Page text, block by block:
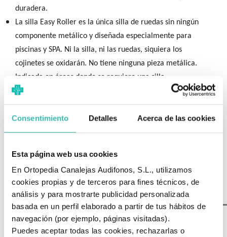
Consentimiento Detalles Acerca de las cookies
Esta página web usa cookies
En Ortopedia Canalejas Audifonos, S.L., utilizamos
cookies propias y de terceros para fines técnicos, de
análisis y para mostrarte publicidad personalizada
basada en un perfil elaborado a partir de tus hábitos de
navegación (por ejemplo, páginas visitadas).
Puedes aceptar todas las cookies, rechazarlas o
duradera.
La silla Easy Roller es la única silla de ruedas sin ningún
componente metálico y diseñada especialmente para
piscinas y SPA. Ni la silla, ni las ruedas, siquiera los
cojinetes se oxidarán. No tiene ninguna pieza metálica.
Indicada en áreas donde se requiere una silla
extremadamente fuerte y duradera.
Ni flota ni desestabiliza al usuario
El chasis de la silla viene equipado con unos ori­ficios que
permiten que la misma se llene rápidamente de agua
desestabiliza al usuario. Estos mismos ori­ficios de desagüe,
vaciarán automáticamente la silla al salir del agua.
La versión acuática incluye un lastre para sumergirse